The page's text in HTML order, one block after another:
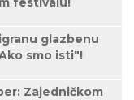
glazbenu
smo isti"!
Zajedničkom